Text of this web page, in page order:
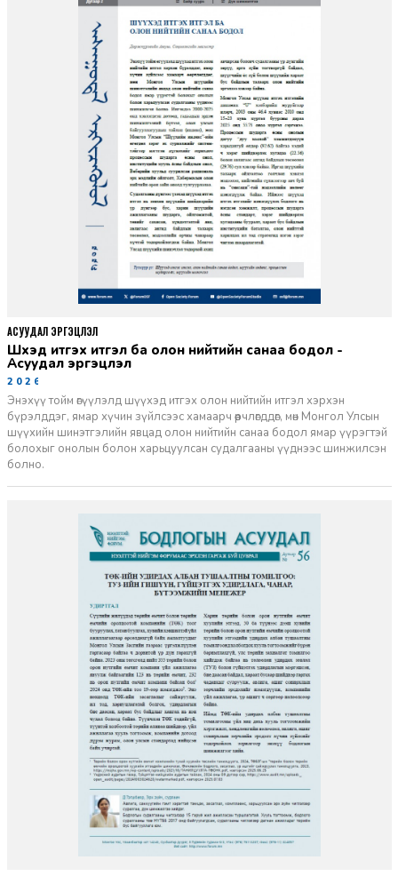
Шүүхэд итгэх итгэл ба олон нийтийн санаа бодол -
Асуудал эргэцүүлэл
2026-06-11
Энэхүү тойм өгүүлэлд шүүхэд итгэх олон нийтийн итгэл хэрхэн
бүрэлддэг, ямар хүчин зүйлсээс хамаарч өөрчлөгддөг, мөн Монгол Улсын
шүүхийн шинэтгэлийн явцад олон нийтийн санаа бодол ямар үүрэгтэй
болохыг онолын болон харьцуулсан судалгааны үүднээс шинжилсэн
болно.
АСУУДАЛ ЭРГЭЦҮҮЛЭЛ